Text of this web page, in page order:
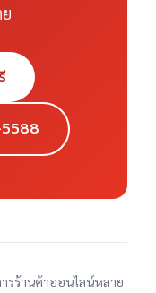
รร้านค้าออนไลน์หลาย